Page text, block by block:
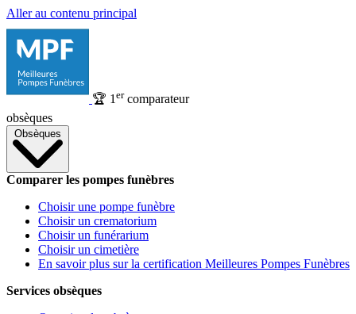
Aller au contenu principal
🏆 1 ercomparateur
obsèques
Obsèques
Comparer les pompes funèbres
Choisir une pompe funèbre
Choisir un crematorium
Choisir un funérarium
Choisir un cimetière
En savoir plus sur la certification Meilleures Pompes Funèbres
Services obsèques